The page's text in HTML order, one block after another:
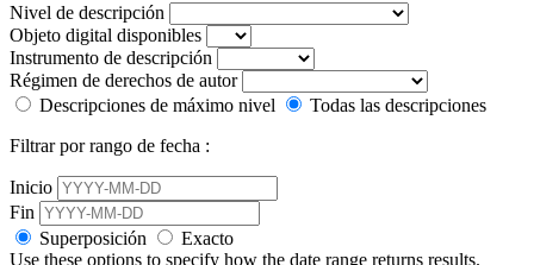
Nivel de descripción
Objeto digital disponibles
Instrumento de descripción
Régimen de derechos de autor
Descripciones de máximo nivel
Todas las descripciones
Filtrar por rango de fecha :
Inicio
Fin
Superposición
Exacto
Use these options to specify how the date range returns results.